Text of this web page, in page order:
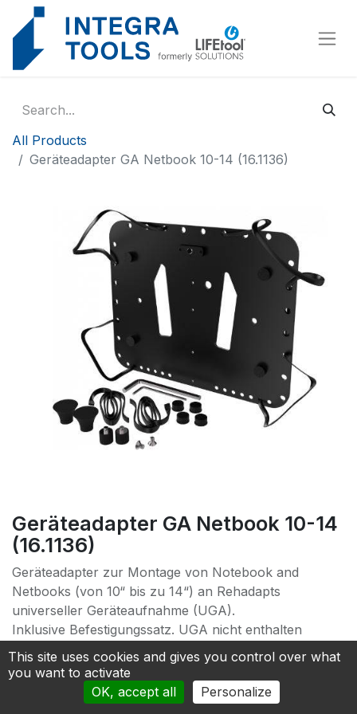
All Products
Geräteadapter GA Netbook 10-14 (16.1136)
Geräteadapter GA Netbook 10-14
(16.1136)
Geräteadapter zur Montage von Notebook and
Netbooks (von 10“ bis zu 14“) an Rehadapts
universeller Geräteaufnahme (UGA).
Inklusive Befestigungssatz. UGA nicht enthalten
236.40€
Add to cart
Cookies management panel
This site uses cookies and gives you control over what
you want to activate
OK, accept all
Personalize